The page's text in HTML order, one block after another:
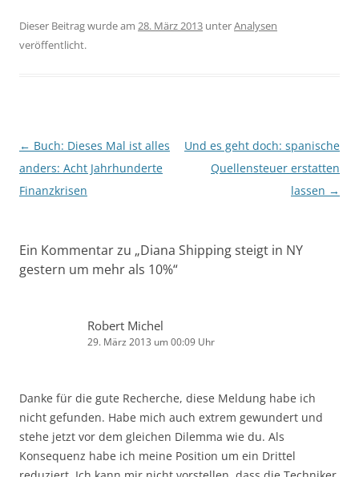
Dieser Beitrag wurde am 28. März 2013 unterAnalysen
veröffentlicht.
Beitragsnavigation
← Buch: Dieses Mal ist alles
anders: Acht Jahrhunderte
Finanzkrisen
Und es geht doch: spanische
Quellensteuer erstatten
lassen →
Ein Kommentar zu „Diana Shipping steigt in NY
gestern um mehr als 10%“
Robert Michel
29. März 2013 um 00:09 Uhr
Danke für die gute Recherche, diese Meldung habe ich
nicht gefunden. Habe mich auch extrem gewundert und
stehe jetzt vor dem gleichen Dilemma wie du. Als
Konsequenz habe ich meine Position um ein Drittel